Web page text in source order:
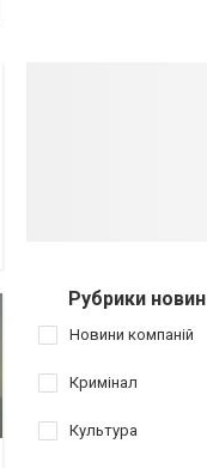
Рубрики новин
Новини компаній
Кримінал
Культура